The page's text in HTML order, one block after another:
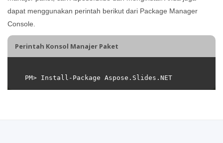
dapat menggunakan perintah berikut dari Package Manager
Console.
Perintah Konsol Manajer Paket